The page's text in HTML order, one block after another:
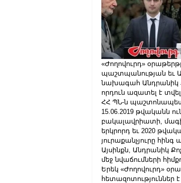
«Ժողովուրդ»
պաշտպանության եւ
նախագահ Անդրանիկ
որդուն ազատել է
ՀՀ ՊՆ-ն պաշտոնապես
15.06.2019 թվականն
բակալավրիատի,
երկրորդ եւ 2020
յուրաքանչյուրը
Այսինքն, Անդրանիկ
մեջ նվաճումների
Երեկ «Ժողովուրդ»
հետազոտություններ է